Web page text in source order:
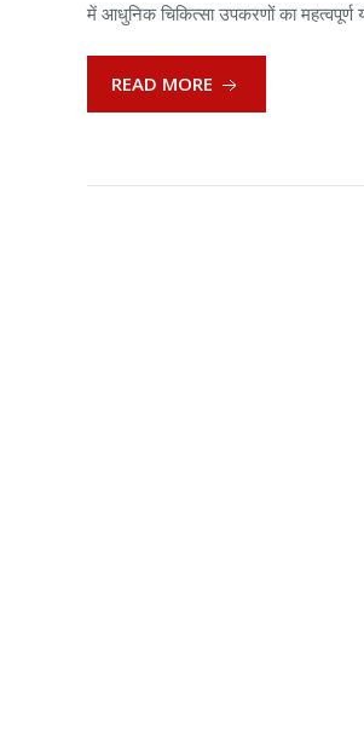
में आधुनिक चिकित्सा उपकरणों का महत्वपूर्ण
READ MORE